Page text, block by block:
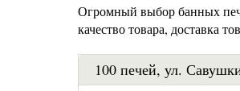
Огромный выбор банных
качество товара, доставка
100 печей, ул.